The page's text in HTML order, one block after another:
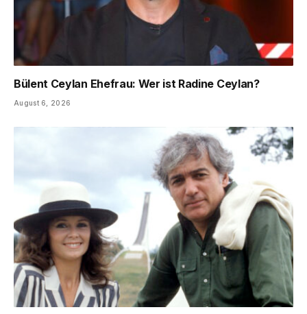
Bülent Ceylan Ehefrau: Wer ist Radine Ceylan?
August 6, 2026